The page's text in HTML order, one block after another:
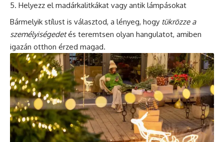
Helyezz el madárkalitkákat vagy antik lámpásokat
Bármelyik stílust is választod, a lényeg, hogy tükrözze a
személyiségedetés teremtsen olyan hangulatot, amiben
igazán otthon érzed magad.